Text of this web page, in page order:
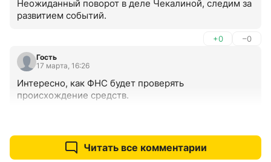
Неожиданный поворот в деле Чекалиной, следим за
развитием событий.
+0 –0
Гость
17 марта, 16:26
Интересно, как ФНС будет проверять
происхождение средств.
Читать все комментарии